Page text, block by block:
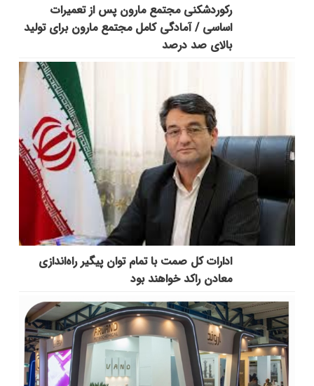
رکوردشکنی مجتمع مارون پس از تعمیرات
اساسی / آمادگی کامل مجتمع مارون برای تولید
بالای صد درصد
ادارات کل صمت با تمام توان پیگیر راه‌اندازی
معادن راکد خواهند بود